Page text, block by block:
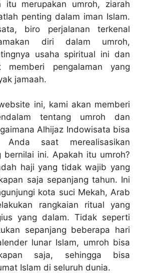
itu merupakan umroh, ziarah
penting dalam iman Islam.
biro perjalanan terkenal
diri dalam umroh,
usaha spiritual ini dan
memberi pengalaman yang
jamaah.
ini, kami akan memberi
tentang umroh dan
Alhijaz Indowisata bisa
Anda saat merealisasikan
bernilai ini. Apakah itu umroh?
haji yang tidak wajib yang
saja sepanjang tahun. Ini
kota suci Mekah, Arab
rangkaian ritual yang
yang dalam. Tidak seperti
sepanjang beberapa hari
lunar Islam, umroh bisa
saja, sehingga bisa
Islam di seluruh dunia.